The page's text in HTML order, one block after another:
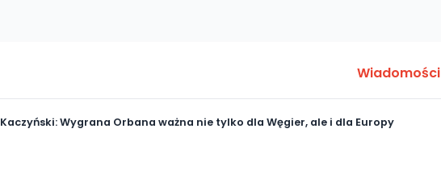
Wiadomości
Kaczyński: Wygrana Orbana ważna nie tylko dla Węgier, ale i dla Europy